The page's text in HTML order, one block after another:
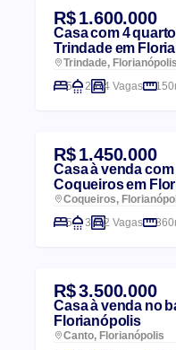
R$ 1.600.000
Casa com 4
Trindade em
Trindade, Florianópolis
5
2 4 Vagas
R$ 1.450.000
Casa à venda
Coqueiros em
Coqueiros,
5
3 2 Vagas
R$ 3.500.000
Casa à venda no
Florianópolis
Canto, Florianópolis